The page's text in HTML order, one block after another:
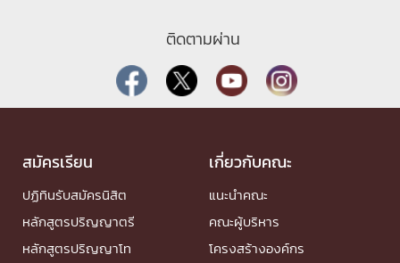
ติดตามผ่าน
สมัครเรียน
ปฏิทินรับสมัครนิสิต
หลักสูตรปริญญาตรี
หลักสูตรปริญญาโท
เกี่ยวกับคณะ
แนะนำคณะ
คณะผู้บริหาร
โครงสร้างองค์กร